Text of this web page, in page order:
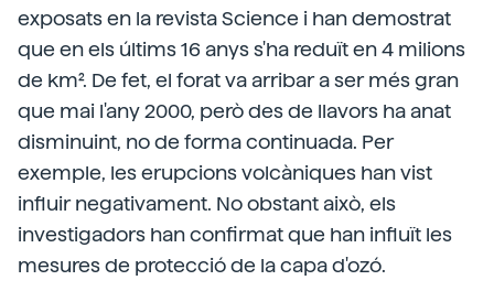
exposats en la revista Science i han demostrat
que en els últims 16 anys s'ha reduït en 4 milions
de km². De fet, el forat va arribar a ser més gran
que mai l'any 2000, però des de llavors ha anat
disminuint, no de forma continuada. Per
exemple, les erupcions volcàniques han vist
influir negativament. No obstant això, els
investigadors han confirmat que han influït les
mesures de protecció de la capa d'ozó.